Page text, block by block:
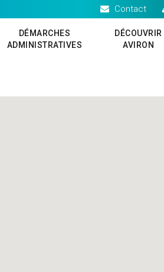
Contact
DÉMARCHES
ADMINISTRATIVES
DÉCOUVRIR
AVIRON